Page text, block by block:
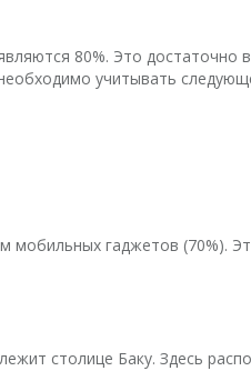
80%. Это достаточно
учитывать
мобильных гаджетов (70%).
столице Баку. Здесь